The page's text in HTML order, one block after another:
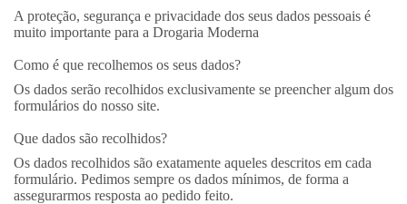
A proteção, segurança e privacidade dos seus dados pessoais é
muito importante para a Drogaria Moderna
Como é que recolhemos os seus dados?
Os dados serão recolhidos exclusivamente se preencher algum dos
formulários do nosso site.
Que dados são recolhidos?
Os dados recolhidos são exatamente aqueles descritos em cada
formulário. Pedimos sempre os dados mínimos, de forma a
assegurarmos resposta ao pedido feito.